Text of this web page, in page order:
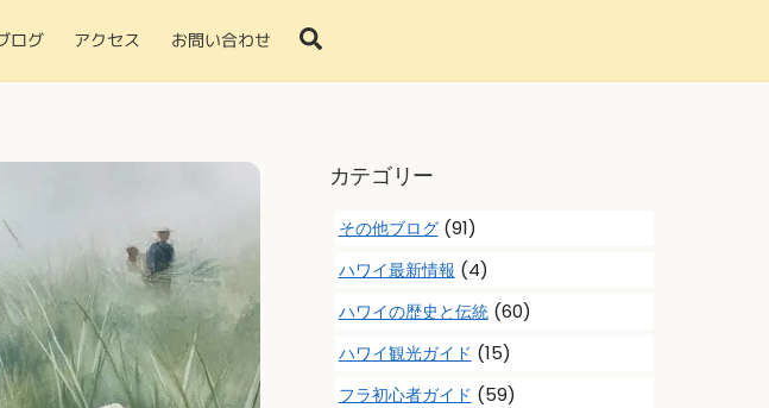
Search
ログ アクセス お問い合わせ
カテゴリー
その他ブログ(91)
ハワイ最新情報 (4)
ハワイの歴史と伝統(60)
ハワイ観光ガイド (15)
フラ初心者ガイド (59)